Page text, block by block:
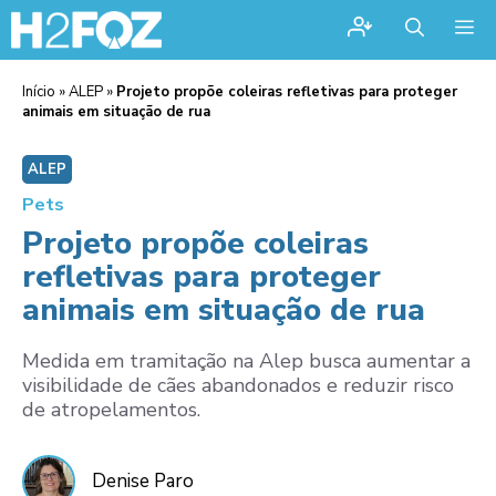
Início »ALEP » Projeto propõe coleiras refletivas para proteger
animais em situação de rua
ALEP
Pets
Projeto propõe coleiras
refletivas para proteger
animais em situação de rua
Medida em tramitação na Alep busca aumentar a
visibilidade de cães abandonados e reduzir risco
de atropelamentos.
Denise Paro